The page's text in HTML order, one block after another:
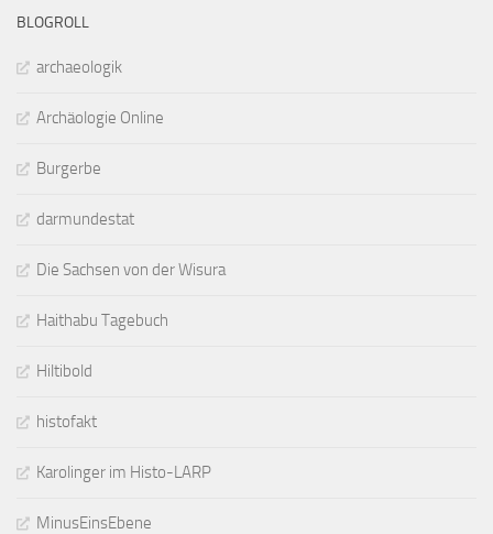
BLOGROLL
archaeologik
Archäologie Online
Burgerbe
darmundestat
Die Sachsen von der Wisura
Haithabu Tagebuch
Hiltibold
histofakt
Karolinger im Histo-LARP
MinusEinsEbene